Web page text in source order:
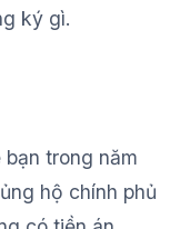
ký gì.
trong năm
hộ chính phủ